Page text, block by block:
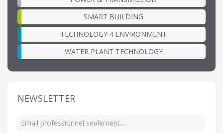
SMART BUILDING
TECHNOLOGY 4 ENVIRONMENT
WATER PLANT TECHNOLOGY
NEWSLETTER